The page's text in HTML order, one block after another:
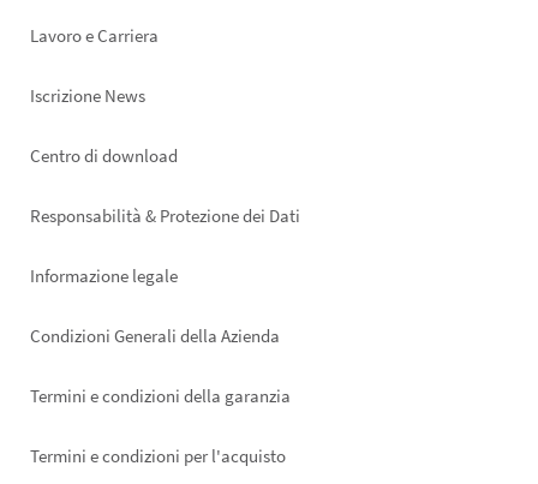
Lavoro e Carriera
Iscrizione News
Footer
Centro di download
Responsabilità & Protezione dei Dati
Informazione legale
Condizioni Generali della Azienda
Termini e condizioni della garanzia
Termini e condizioni per l'acquisto